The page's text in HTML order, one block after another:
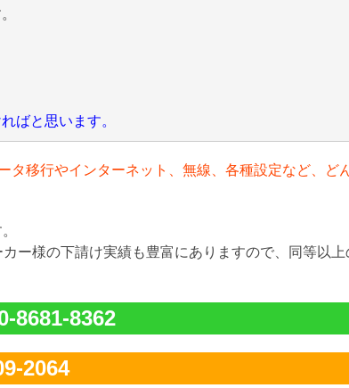
ばと思います。
移行やインターネット、無線、各種設定など、ど
ー様の下請け実績も豊富にありますので、同等以上
8681-8362
2064